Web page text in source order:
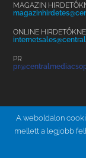
MAGAZIN
ONLINE
PR
A weboldalon
mellett a legjobb